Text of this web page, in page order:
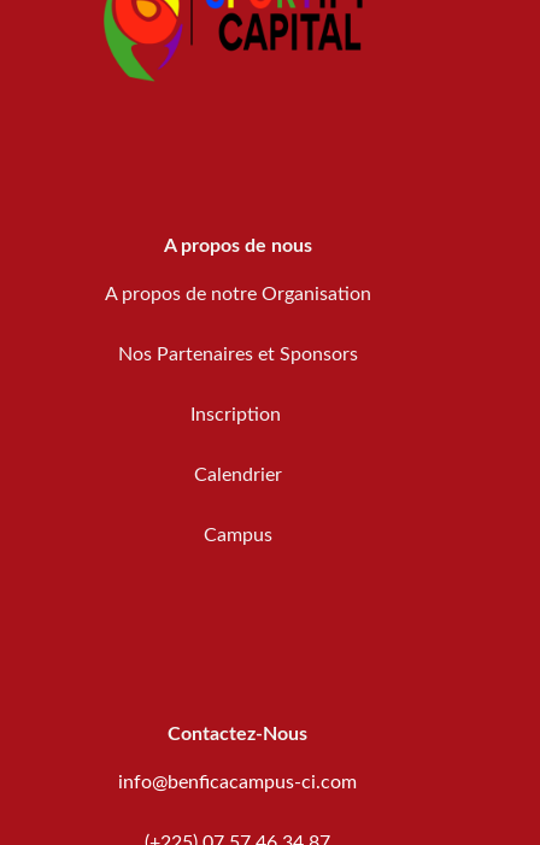
A propos de nous
A propos de notre Organisation
Nos Partenaires et Sponsors
Inscription
Calendrier
Campus
Contactez-Nous
info@benficacampus-ci.com